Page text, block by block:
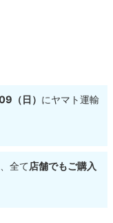
（日） にヤマト運輸
全て店舗でもご購入